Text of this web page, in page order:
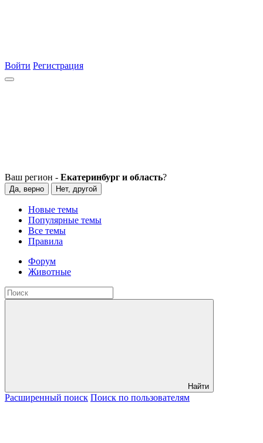
Войти Регистрация
Ваш регион - Екатеринбург и область?
Да, верно Нет, другой
Новые темы
Популярные темы
Все темы
Правила
Форум
Животные
Найти
Расширенный поиск Поиск по пользователям